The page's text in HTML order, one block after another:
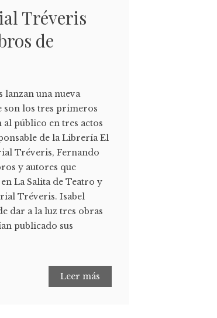
Tréveris
de
una nueva
son los tres primeros
al público en tres actos
de la Librería El
Tréveris, Fernando
y autores que
La Salita de Teatro y
Tréveris. Isabel
dar a la luz tres obras
publicado sus
Leer más